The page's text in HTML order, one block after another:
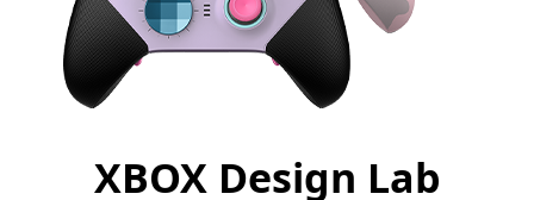
XBOX Design Lab